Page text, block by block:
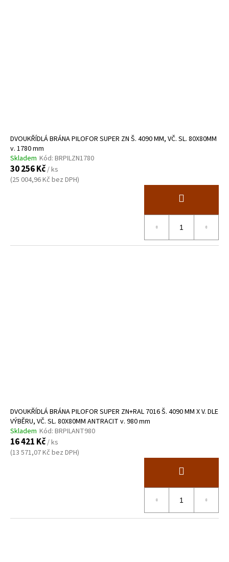
DVOUKŘÍDLÁ BRÁNA PILOFOR SUPER ZN Š. 4090 MM, VČ. SL. 80X80MM
v. 1780 mm
Skladem Kód: BRPILZN1780
30 256 Kč/ ks
(25 004,96 Kč bez DPH)
DVOUKŘÍDLÁ BRÁNA PILOFOR SUPER ZN+RAL 7016 Š. 4090 MM X V. DLE
VÝBĚRU, VČ. SL. 80X80MM ANTRACIT v. 980 mm
Skladem Kód: BRPILANT980
16 421 Kč/ ks
(13 571,07 Kč bez DPH)